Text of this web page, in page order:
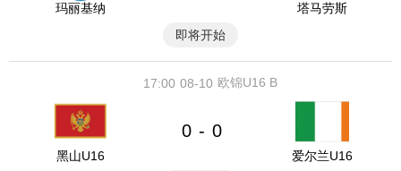
玛丽基纳
塔马劳斯
即将开始
08-10
17:00 欧锦U16 B
黑山U16
0 - 0
爱尔兰U16